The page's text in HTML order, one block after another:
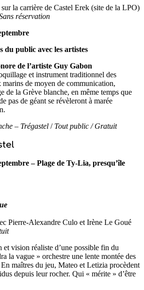
la carrière de Castel Erek (site de la LPO)
réservation
du public avec les artistes
de l’artiste Guy Gabon
et instrument traditionnel des
de moyen de communication,
de la Grève blanche, en même temps que
pas de géant se révèleront à marée
– Trégastel / Tout public / Gratuit
– Plage de Ty-Lia, presqu’île
Pierre-Alexandre Culo et Irène Le Goué
et vision réaliste d’une possible fin du
la vague » orchestre une lente montée des
maîtres du jeu, Mateo et Letizia procèdent
depuis leur rocher. Qui « mérite » d’être